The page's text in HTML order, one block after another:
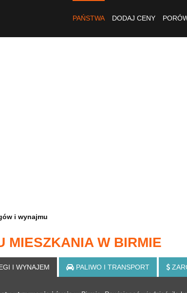
PAŃSTWA DODAJ CENY
i wynajmu
MIESZKANIA W BIRMIE
I WYNAJEM PALIWO I TRANSPORT